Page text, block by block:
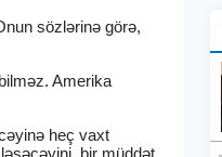
sözlərinə görə,
Amerika
heç vaxt
bir müddət